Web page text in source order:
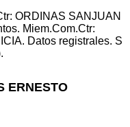
ORDINAS SANJUAN
Miem.Com.Ctr:
Datos registrales. S
ERNESTO